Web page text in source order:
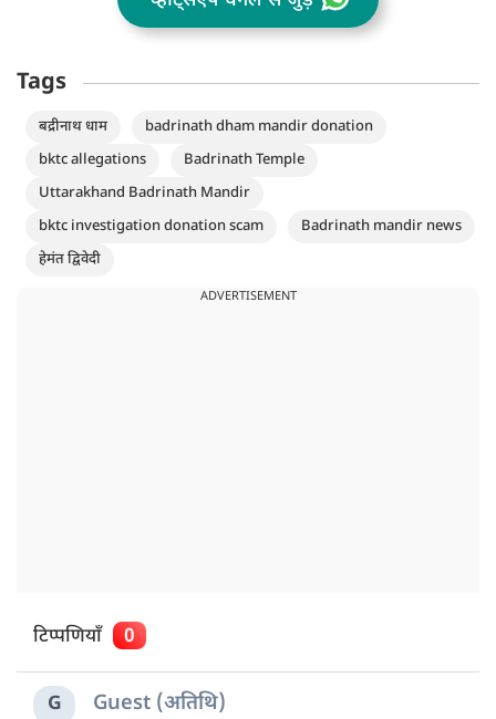
Tags
बद्रीनाथ धाम
badrinath dham mandir donation
bktc allegations
Badrinath Temple
Uttarakhand Badrinath Mandir
bktc investigation donation scam
Badrinath mandir news
हेमंत द्विवेदी
ADVERTISEMENT
टिप्पणियाँ 0
G Guest (अतिथि)